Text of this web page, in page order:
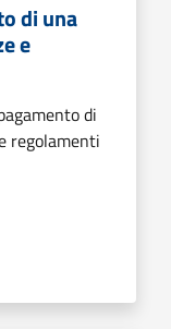
di una
e
di
regolamenti